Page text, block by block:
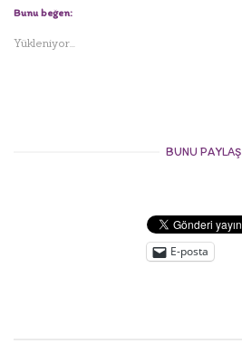
Bunu beğen:
Yükleniyor...
BUNU PAYLAŞ
E-posta